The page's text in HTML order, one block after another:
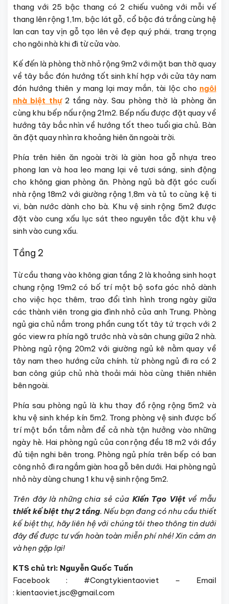
thang với 25 bậc thang có 2 chiếu vuông với mỗi vế
thang lên rộng 1,1m, bậc lát gỗ, cổ bậc đá trắng cùng hệ
lan can tay vịn gỗ tạo lên vẻ đẹp quý phái, trang trọng
cho ngôi nhà khi đi từ cửa vào.
Kế đến là phòng thờ nhỏ rộng 9m2 với mặt ban thờ quay
về tây bắc đón hướng tốt sinh khí hợp với cửa tây nam
đón hướng thiên y mang lại may mắn, tài lộc cho ngôi
nhà biệt thự2 tầng này. Sau phòng thờ là phòng ăn
cùng khu bếp nấu rộng 21m2. Bếp nấu được đặt quay về
hướng tây bắc nhìn về hướng tốt theo tuổi gia chủ. Bàn
ăn đặt quay nhìn ra khoảng hiên ăn ngoài trời.
Phía trên hiên ăn ngoài trời là giàn hoa gỗ nhựa treo
phong lan và hoa leo mang lại vẻ tươi sáng, sinh động
cho không gian phòng ăn. Phòng ngủ bà đặt góc cuối
nhà rộng 18m2 với giường rộng 1,8m và tủ to cùng kệ ti
vi, bàn nước dành cho bà. Khu vệ sinh rộng 5m2 được
đặt vào cung xấu lục sát theo nguyên tắc đặt khu vệ
sinh vào cung xấu.
Tầng 2
Từ cầu thang vào không gian tầng 2 là khoảng sinh hoạt
chung rộng 19m2 có bố trí một bộ sofa góc nhỏ dành
cho việc học thêm, trao đổi tình hình trong ngày giữa
các thành viên trong gia đình nhỏ của anh Trung. Phòng
ngủ gia chủ nắm trong phần cung tốt tây tứ trạch với 2
góc view ra phía ngõ trước nhà và sân chung giữa 2 nhà.
Phòng ngủ rộng 20m2 với giường ngủ kê nằm quay về
tây nam theo hướng cửa chính. từ phòng ngủ đi ra có 2
ban công giúp chủ nhà thoải mái hòa cùng thiên nhiên
bên ngoài.
Phía sau phòng ngủ là khu thay đồ rộng rộng 5m2 và
khu vệ sinh khép kín 5m2. Trong phòng vệ sinh được bố
trí một bồn tắm nằm để cả nhà tận hưởng vào những
ngày hè. Hai phòng ngủ của con rộng đều 18 m2 với đầy
đủ tiện nghi bên trong. Phòng ngủ phía trên bếp có ban
công nhỏ đi ra ngắm giàn hoa gỗ bên dưới. Hai phòng ngủ
nhỏ này dùng chung 1 khu vệ sinh rộng 5m2.
Trên đây là những chia sẻ của Kiến Tạo Việt về mẫu
thiết kế biệt thự 2 tầng. Nếu bạn đang có nhu cầu thiết
kế biệt thự, hãy liên hệ với chúng tôi theo thông tin dưới
đây để được tư vấn hoàn toàn miễn phí nhé! Xin cảm ơn
và hẹn gặp lại!
KTS chủ trì: Nguyễn Quốc Tuấn
Facebook : #Congtykientaoviet – Email
: kientaoviet.jsc@gmail.com